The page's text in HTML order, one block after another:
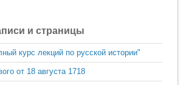
и страницы
курс лекций по русской истории"
от 18 августа 1718